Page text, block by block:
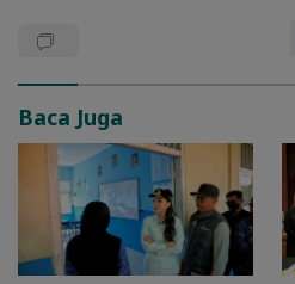
Baca Juga